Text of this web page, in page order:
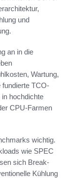
und
an in die
Wartung,
fundierte TCO-
hochdichte
CPU-Farmen
wichtig.
wie SPEC
sich Break-
Kühlung